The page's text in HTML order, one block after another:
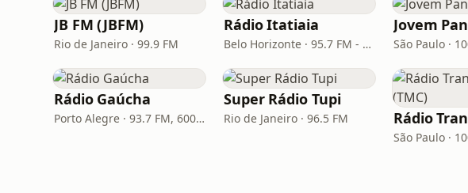
JB FM (JBFM)
Rio de Janeiro · 99.9 FM
Rádio Itatiaia
Belo Horizonte · 95.7 FM - 610 AM
Jovem
São Paulo ·
Rádio Gaúcha
Porto Alegre · 93.7 FM, 600 AM
Super Rádio Tupi
Rio de Janeiro · 96.5 FM
São Paulo ·